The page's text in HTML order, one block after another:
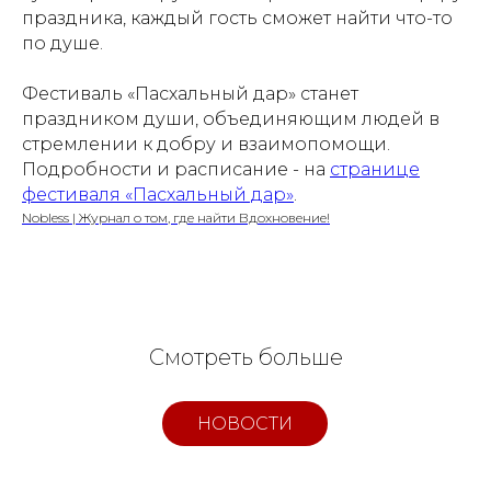
праздника, каждый гость сможет найти что-то
по душе.
Фестиваль «Пасхальный дар» станет
праздником души, объединяющим людей в
стремлении к добру и взаимопомощи.
Подробности и расписание - на странице
фестиваля «Пасхальный дар».
Nobless | Журнал о том, где найти Вдохновение!
НОВОСТИ
Смотреть больше